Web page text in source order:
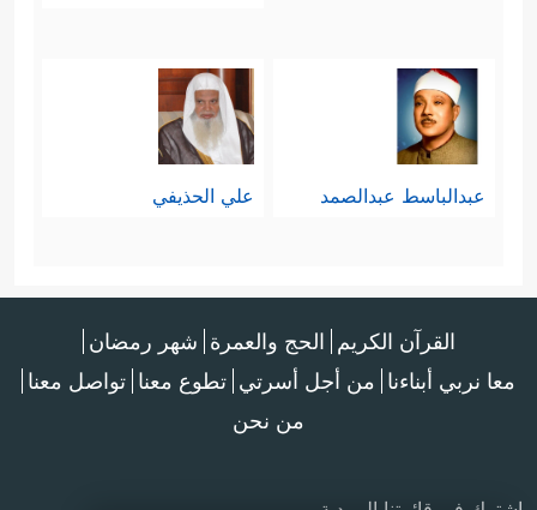
عبدالباسط عبدالصمد علي الحذيفي
القرآن الكريم الحج والعمرة شهر رمضان
معا نربي أبناءنا من أجل أسرتي تطوع معنا تواصل معنا
من نحن